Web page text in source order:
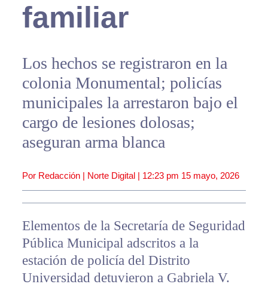
familiar
Los hechos se registraron en la
colonia Monumental; policías
municipales la arrestaron bajo el
cargo de lesiones dolosas;
aseguran arma blanca
Por Redacción | Norte Digital | 12:23 pm 15 mayo, 2026
Elementos de la Secretaría de Seguridad
Pública Municipal adscritos a la
estación de policía del Distrito
Universidad detuvieron a Gabriela V.